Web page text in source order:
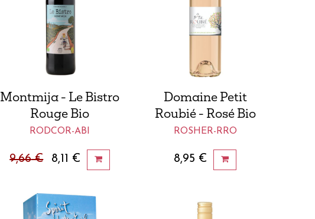
Montmija - Le Bistro
Rouge Bio
RODCOR-ABI
9,66€ 8,11 €
Domaine Petit
Roubié - Rosé Bio
ROSHER-RRO
8,95 €